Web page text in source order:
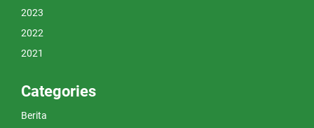
2023
2022
2021
Categories
Berita